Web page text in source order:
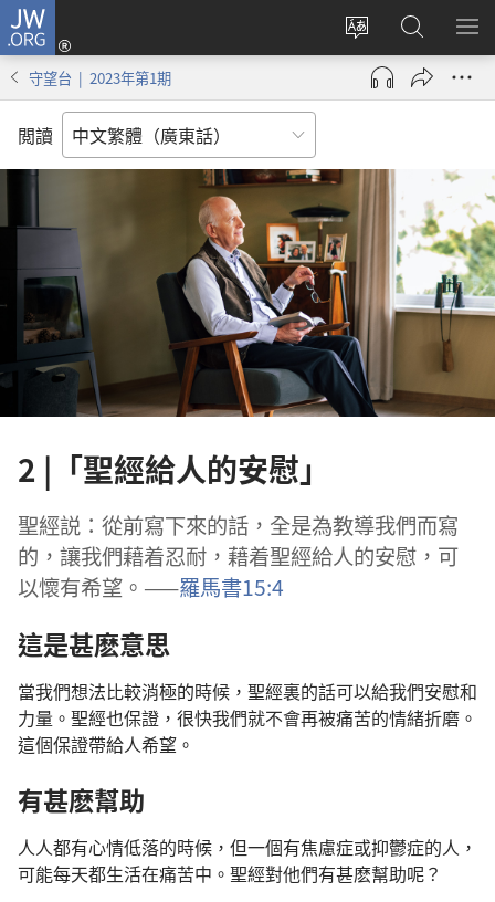
JW.ORG
更
改
網
言
登
錄
（開
窗）
搜
尋
JW.ORG
顯
守望台 | 2023年第1期
閲讀
2 |「聖經給人的安慰」
聖經説：從前寫下來的話，全是為教導我們而寫
的，讓我們藉着忍耐，藉着聖經給人的安慰，可
以懷有希望。——羅馬書15:4
這是甚麽意思
當我們想法比較消極的時候，聖經裏的話可以給我們安慰和
力量。聖經也保證，很快我們就不會再被痛苦的情緒折磨。
這個保證帶給人希望。
有甚麽幫助
人人都有心情低落的時候，但一個有焦慮症或抑鬱症的人，
可能每天都生活在痛苦中。聖經對他們有甚麽幫助呢？